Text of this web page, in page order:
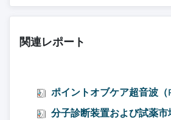
関連レポート
ポイントオブケア超音波（
分子診断装置および試薬市